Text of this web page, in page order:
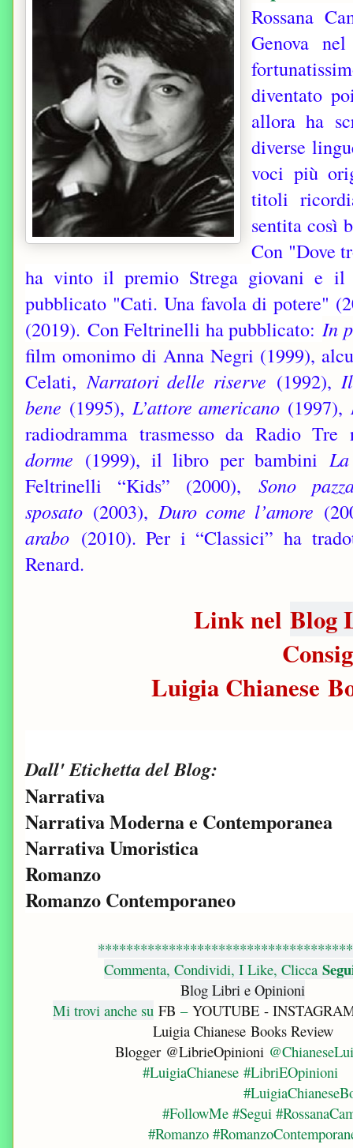
Rossana
Genova
diventato
allora ha
diverse
voci più
titoli
sentita così
Con "Dove
ha vinto il premio Strega giovani e il
pubblicato "Cati. Una favola di potere"
(2019). Con Feltrinelli ha pubblicato: In
film omonimo di Anna Negri (1999),
Celati, Narratori delle riserve (1992),
bene (1995), L’attore americano (1997),
radiodramma trasmesso da Radio
dorme (1999), il libro per bambini
Feltrinelli “Kids” (2000), Sono
sposato (2003), Duro come l’amore
arabo (2010). Per i “Classici” ha
Renard.
Link nel Blog
Luigia Chianese
Dall' Etichetta del Blog:
Narrativa
Narrativa Moderna e Contemporanea
Narrativa Umoristica
Romanzo
Romanzo Contemporaneo
Commenta, Condividi, I Like, Clicca
Blog Libri e Opinioni
Mi trovi anche su FB – YOUTUBE -
Luigia Chianese Books Review
Blogger @LibrieOpinioni
#LuigiaChianese #LibriEOpinioni
#FollowMe #Segui
#Romanzo